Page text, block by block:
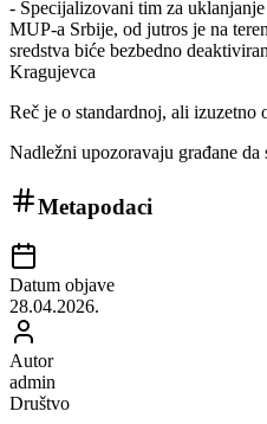
- Specijalizovani tim za
MUP-a Srbije, od jutros je na
sredstva biće bezbedno
Kragujevca
Reč je o standardnoj, ali izuzetno
Nadležni upozoravaju građane
Metapodaci
Datum objave
28.04.2026.
Autor
admin
Društvo